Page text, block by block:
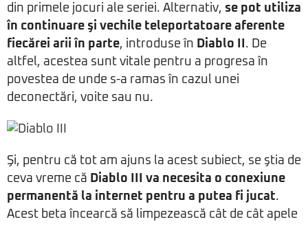
din primele jocuri ale seriei. Alternativ, se pot utiliza
în continuare şi vechile teleportatoare aferente
fiecărei arii în parte, introduse în Diablo II . De
altfel, acestea sunt vitale pentru a progresa în
povestea de unde s-a ramas în cazul unei
deconectări, voite sau nu.
Şi, pentru că tot am ajuns la acest subiect, se ştia de
ceva vreme că Diablo III va necesita o conexiune
permanentă la internet pentru a putea fi jucat.
Acest beta încearcă să limpezească cât de cât apele